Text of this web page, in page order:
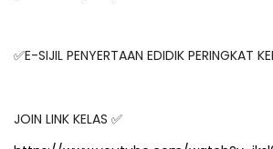
✅E-SIJIL PENYERTAAN EDIDIK PERINGKAT
JOIN LINK KELAS ✅